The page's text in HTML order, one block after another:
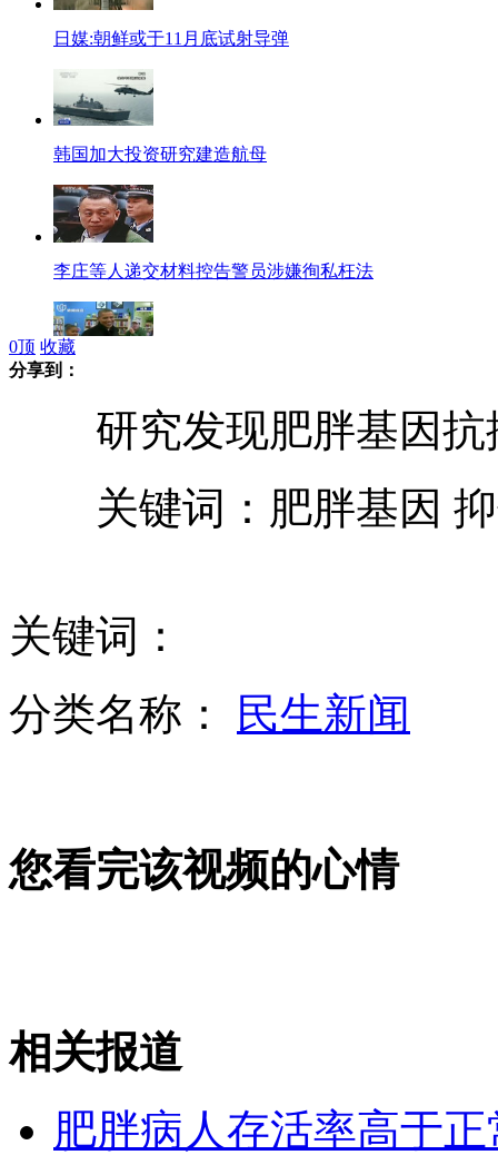
日媒:朝鲜或于11月底试射导弹
韩国加大投资研究建造航母
李庄等人递交材料控告警员涉嫌徇私枉法
无人驾驶车完成高速路官方测试
中国魔术师将上演15秒穿越长江
埃及法官罢工抗议新宪法声明
日产车销量遭重创 影响车市格局
山西运城恶犬咬伤多人 警民合力深夜将其击毙
0顶 收藏
分享到：
研究发现肥胖基因抗
关键词：肥胖基因
关键词：
分类名称：
民生新闻
您看完该视频的心情
相关报道
肥胖病人存活率高于